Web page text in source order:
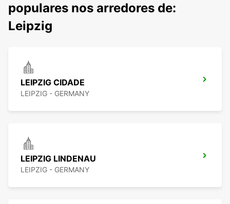
populares nos arredores de:
Leipzig
LEIPZIG CIDADE
LEIPZIG - GERMANY
LEIPZIG LINDENAU
LEIPZIG - GERMANY